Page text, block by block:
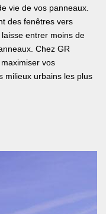
vie de vos panneaux.
des fenêtres vers
entrer moins de
Chez GR
vos
milieux urbains les plus